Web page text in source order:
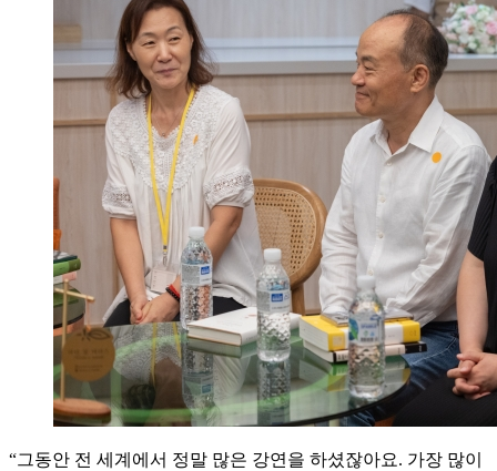
“그동안 전 세계에서 정말 많은 강연을 하셨잖아요. 가장 많이